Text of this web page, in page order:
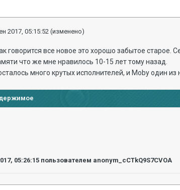
2017, 05:15:52 (изменено)
говорится все новое это хорошо забытое старое.
что же мне нравилось 10-15 лет тому назад.
много крутых исполнителей, и Moby один из
05:26:15 пользователем anonym_cCTkQ9S7CVOA